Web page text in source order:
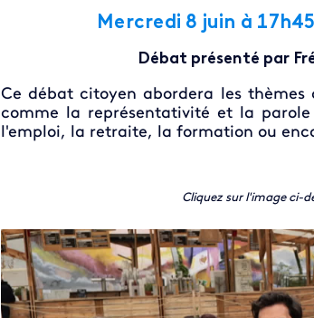
Mercredi 8 juin à
Débat présenté par
Ce débat citoyen abordera les
comme la représentativité et la
l'emploi, la retraite, la formation ou
Cliquez sur l'image ci-